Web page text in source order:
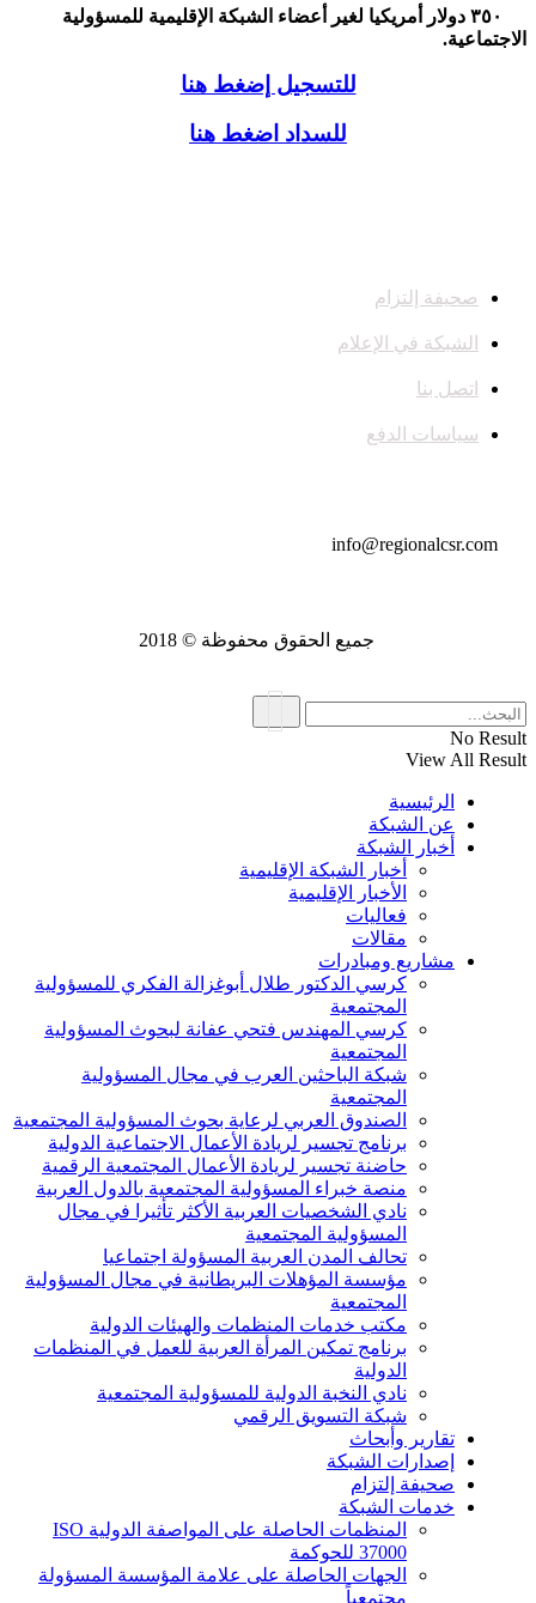
٣٥٠ دولار أمريكيا لغير أعضاء الشبكة الإقليمية للمسؤولية
الاجتماعية.
للتسجيل إضغط هنا
للسداد اضغط هنا
صحيفة إلتزام
الشبكة في الإعلام
اتصل بنا
سياسات الدفع
جميع الحقوق محفوظة © 2018
No Result
View All Result
الرئيسية
عن الشبكة
أخبار الشبكة
أخبار الشبكة الإقليمية
الأخبار الإقليمية
فعاليات
مقالات
مشاريع ومبادرات
كرسي الدكتور طلال أبوغزالة الفكري للمسؤولية
المجتمعية
كرسي المهندس فتحي عفانة لبحوث المسؤولية
المجتمعية
شبكة الباحثين العرب في مجال المسؤولية
المجتمعية
الصندوق العربي لرعاية بحوث المسؤولية المجتمعية
برنامج تجسير لريادة الأعمال الاجتماعية الدولية
حاضنة تجسير لريادة الأعمال المجتمعية الرقمية
منصة خبراء المسؤولية المجتمعية بالدول العربية
نادي الشخصيات العربية الأكثر تأثيرا في مجال
المسؤولية المجتمعية
تحالف المدن العربية المسؤولة اجتماعيا
مؤسسة المؤهلات البريطانية في مجال المسؤولية
المجتمعية
مكتب خدمات المنظمات والهيئات الدولية
برنامج تمكين المرأة العربية للعمل في المنظمات
الدولية
نادي النخبة الدولية للمسؤولية المجتمعية
شبكة التسويق الرقمي
تقارير وأبحاث
إصدارات الشبكة
صحيفة إلتزام
خدمات الشبكة
المنظمات الحاصلة على المواصفة الدولية ISO
37000 للحوكمة
الجهات الحاصلة على علامة المؤسسة المسؤولة
مجتمعياً